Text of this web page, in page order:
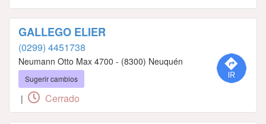
GALLEGO ELIER
(0299) 4451738
Neumann Otto Max 4700 - (8300) Neuquén
Sugerir cambios
| Cerrado